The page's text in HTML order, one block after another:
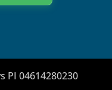
PI 04614280230